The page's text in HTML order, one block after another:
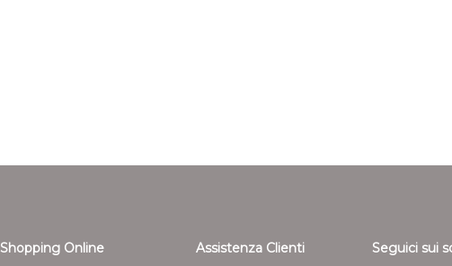
Shopping Online Assistenza Clienti Seguici sui